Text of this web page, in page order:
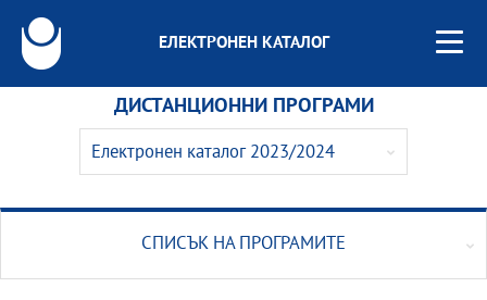
ЕЛЕКТРОНЕН КАТАЛОГ
ДИСТАНЦИОННИ ПРОГРАМИ
Електронен каталог 2023/2024
Електронен каталог 2025/2026
СПИСЪК НА ПРОГРАМИТЕ